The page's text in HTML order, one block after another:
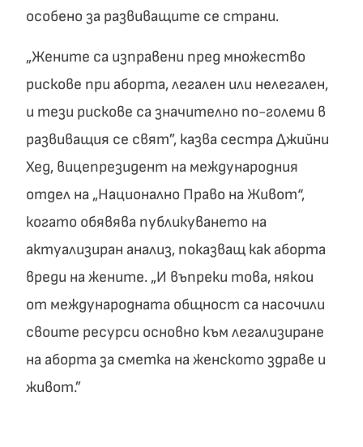
особено за развиващите се страни.
„Жените са изправени пред множество
рискове при аборта, легален или нелегален,
и тези рискове са значително по-големи в
развиващия се свят”, казва сестра Джийни
Хед, вицепрезидент на международния
отдел на „Национално Право на Живот“,
когато обявява публикуването на
актуализиран анализ, показващ как аборта
вреди на жените. „И въпреки това, някои
от международната общност са насочили
своите ресурси основно към легализиране
на аборта за сметка на женското здраве и
живот.”